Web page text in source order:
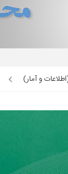
و آمار)